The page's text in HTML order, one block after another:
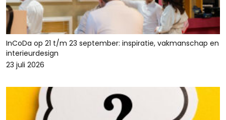
InCoDa op 21 t/m 23 september: inspiratie, vakmanschap en
interieurdesign
23 juli 2026